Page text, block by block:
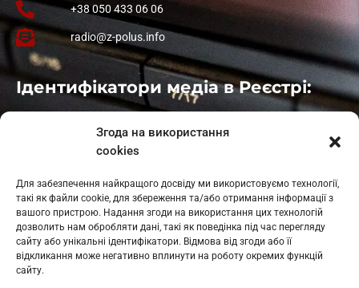
Згода на використання
cookies
Для забезпечення найкращого досвіду ми використовуємо технології,
такі як файли cookie, для збереження та/або отримання інформації з
вашого пристрою. Надання згоди на використання цих технологій
дозволить нам обробляти дані, такі як поведінка під час перегляду
сайту або унікальні ідентифікатори. Відмова від згоди або її
відкликання може негативно вплинути на роботу окремих функцій
сайту.
+38 050 433 06 06
radio@z-polus.info
Ідентифікатори медіа в Реєстрі:
: L11-01410
: L11-01801
Косів: L11-01805
Гарасимів: L11-02274